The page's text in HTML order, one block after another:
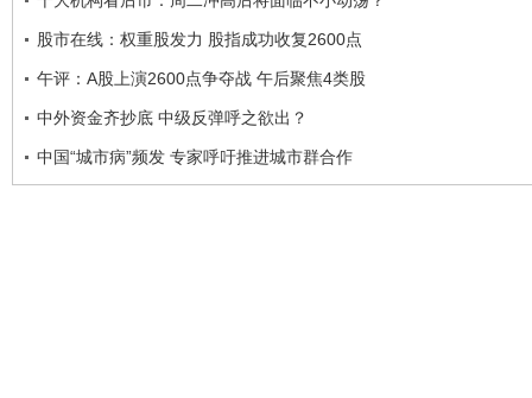
股市在线：权重股发力 股指成功收复2600点
午评：A股上演2600点争夺战 午后聚焦4类股
中外资金齐抄底 中级反弹呼之欲出？
中国“城市病”频发 专家呼吁推进城市群合作